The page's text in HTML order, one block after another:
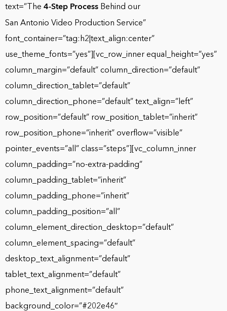
text=”The 4-Step Process Behind our
San Antonio Video Production Service”
font_container=”tag:h2|text_align:center”
use_theme_fonts=”yes”][vc_row_inner equal_height=”yes”
column_margin=”default” column_direction=”default”
column_direction_tablet=”default”
column_direction_phone=”default” text_align=”left”
row_position=”default” row_position_tablet=”inherit”
row_position_phone=”inherit” overflow=”visible”
pointer_events=”all” class=”steps”][vc_column_inner
column_padding=”no-extra-padding”
column_padding_tablet=”inherit”
column_padding_phone=”inherit”
column_padding_position=”all”
column_element_direction_desktop=”default”
column_element_spacing=”default”
desktop_text_alignment=”default”
tablet_text_alignment=”default”
phone_text_alignment=”default”
background_color=”#202e46″